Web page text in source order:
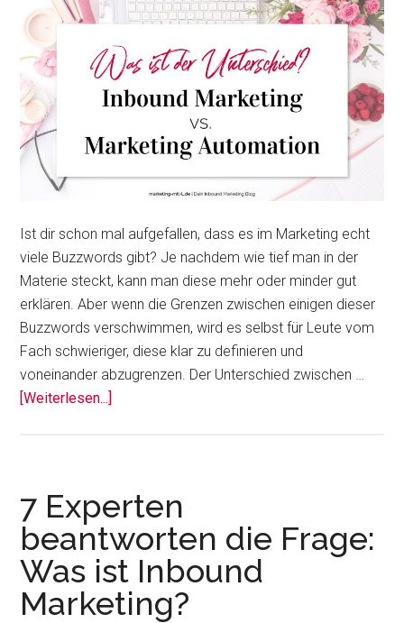
Ist dir schon mal aufgefallen, dass es im Marketing echt
viele Buzzwords gibt? Je nachdem wie tief man in der
Materie steckt, kann man diese mehr oder minder gut
erklären. Aber wenn die Grenzen zwischen einigen dieser
Buzzwords verschwimmen, wird es selbst für Leute vom
Fach schwieriger, diese klar zu definieren und
voneinander abzugrenzen. Der Unterschied zwischen …
[Weiterlesen...]
Was
ist
der
Unterschied?
7 Experten
beantworten die Frage:
Was ist Inbound
Marketing?